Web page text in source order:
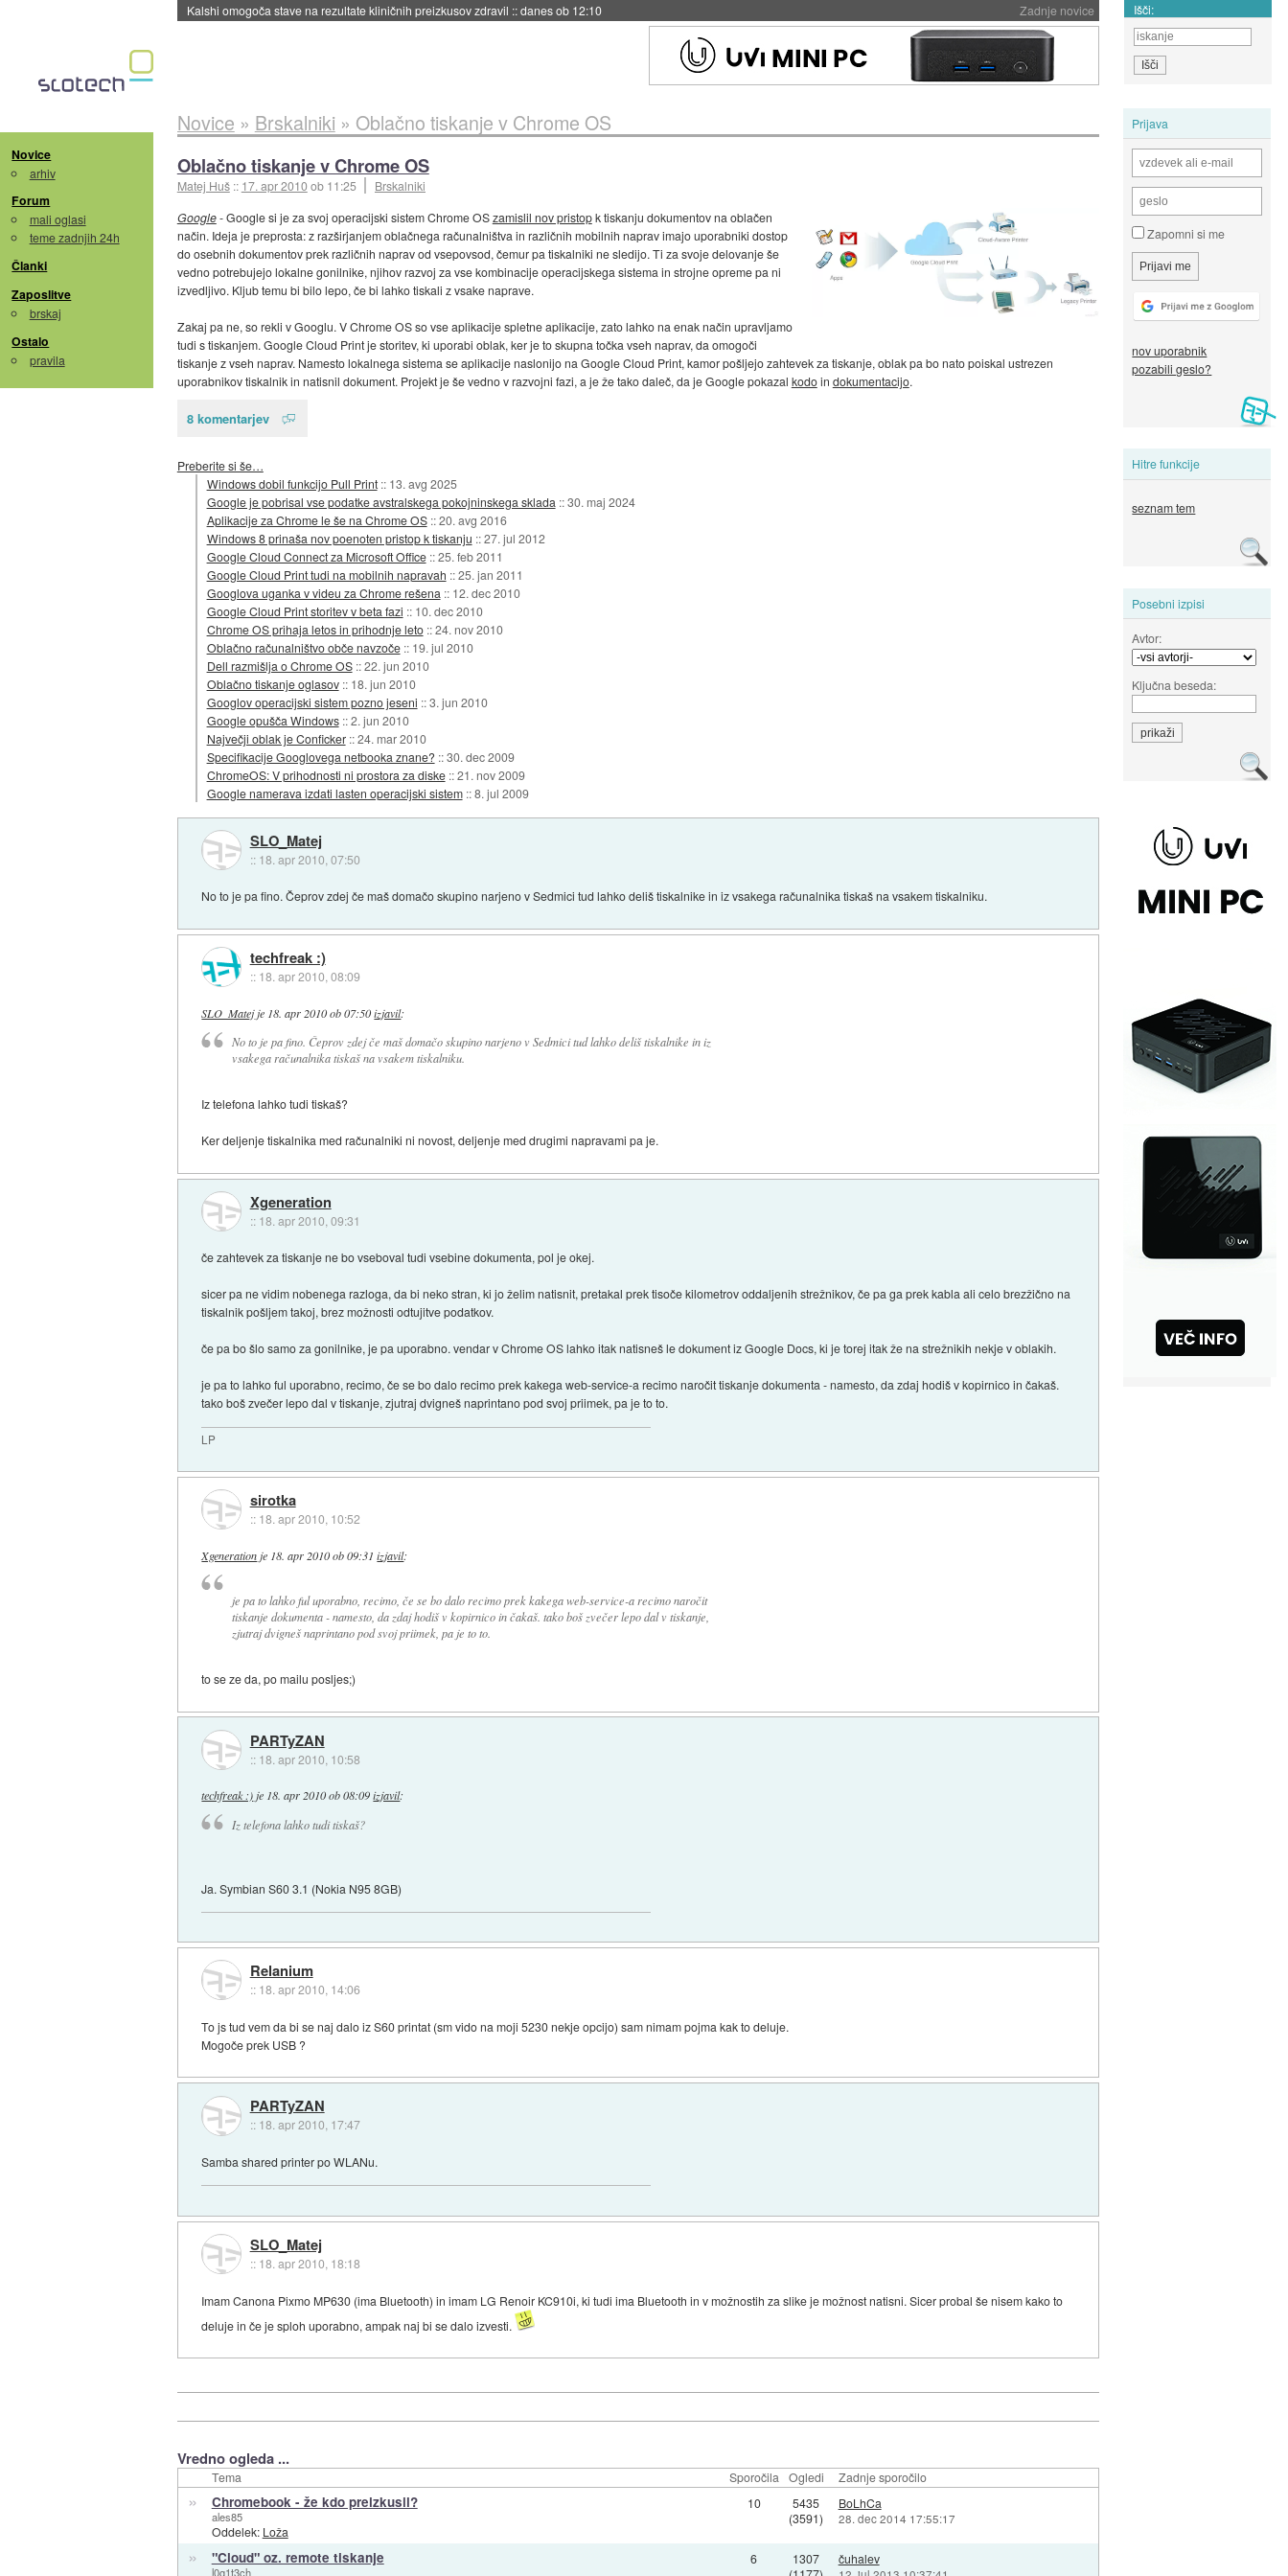
Zadnje novice
Kalshi omogoča stave na rezultate kliničnih preizkusov zdravil ::danes ob 12:10 Išči:
Novice
arhiv
Forum
mali oglasi
teme zadnjih 24h
Članki
Zaposlitve
brskaj
Ostalo
pravila
Prijava
Zapomni si me
nov uporabnik
pozabili geslo?
Hitre funkcije
seznam tem
Posebni izpisi
Avtor:
Ključna beseda:
Novice » Brskalniki » Oblačno tiskanje v Chrome OS
Oblačno tiskanje v Chrome OS
Matej Huš :: 17. apr 2010ob 11:25
Brskalniki
Google- Google si je za svoj operacijski sistem Chrome OSzamislil nov pristopk tiskanju dokumentov na oblačen
način. Ideja je preprosta: z razširjanjem oblačnega računalništva in različnih mobilnih naprav imajo uporabniki dostop
do osebnih dokumentov prek različnih naprav od vsepovsod, čemur pa tiskalniki ne sledijo. Ti za svoje delovanje še
vedno potrebujejo lokalne gonilnike, njihov razvoj za vse kombinacije operacijskega sistema in strojne opreme pa ni
izvedljivo. Kljub temu bi bilo lepo, če bi lahko tiskali z vsake naprave.
Zakaj pa ne, so rekli v Googlu. V Chrome OS so vse aplikacije spletne aplikacije, zato lahko na enak način upravljamo
tudi s tiskanjem. Google Cloud Print je storitev, ki uporabi oblak, ker je to skupna točka vseh naprav, da omogoči
tiskanje z vseh naprav. Namesto lokalnega sistema se aplikacije naslonijo na Google Cloud Print, kamor pošljejo zahtevek za tiskanje, oblak pa bo nato poiskal ustrezen
uporabnikov tiskalnik in natisnil dokument. Projekt je še vedno v razvojni fazi, a je že tako daleč, da je Google pokazal kodoin dokumentacijo.
8 komentarjev
Preberite si še…
Windows dobil funkcijo Pull Print :: 13. avg 2025
Google je pobrisal vse podatke avstralskega pokojninskega sklada ::30. maj 2024
Aplikacije za Chrome le še na Chrome OS ::20. avg 2016
Windows 8 prinaša nov poenoten pristop k tiskanju ::27. jul 2012
Google Cloud Connect za Microsoft Office ::25. feb 2011
Google Cloud Print tudi na mobilnih napravah ::25. jan 2011
Googlova uganka v videu za Chrome rešena :: 12. dec 2010
Google Cloud Print storitev v beta fazi :: 10. dec 2010
Chrome OS prihaja letos in prihodnje leto ::24. nov 2010
Oblačno računalništvo obče navzoče :: 19. jul 2010
Dell razmišlja o Chrome OS ::22. jun 2010
Oblačno tiskanje oglasov :: 18. jun 2010
Googlov operacijski sistem pozno jeseni ::3. jun 2010
Google opušča Windows ::2. jun 2010
Največji oblak je Conficker ::24. mar 2010
Specifikacije Googlovega netbooka znane? ::30. dec 2009
ChromeOS: V prihodnosti ni prostora za diske ::21. nov 2009
Google namerava izdati lasten operacijski sistem ::8. jul 2009
SLO_Matej
:: 18. apr 2010, 07:50
No to je pa fino. Čeprov zdej če maš domačo skupino narjeno v Sedmici tud lahko deliš tiskalnike in iz vsakega računalnika tiskaš na vsakem tiskalniku.
techfreak :)
:: 18. apr 2010, 08:09
SLO_Matejje 18. apr 2010 ob 07:50 izjavil:
No to je pa fino. Čeprov zdej če maš domačo skupino narjeno v Sedmici tud lahko deliš tiskalnike in iz
vsakega računalnika tiskaš na vsakem tiskalniku.
Iz telefona lahko tudi tiskaš?
Ker deljenje tiskalnika med računalniki ni novost, deljenje med drugimi napravami pa je.
Xgeneration
:: 18. apr 2010, 09:31
če zahtevek za tiskanje ne bo vseboval tudi vsebine dokumenta, pol je okej.
sicer pa ne vidim nobenega razloga, da bi neko stran, ki jo želim natisnit, pretakal prek tisoče kilometrov oddaljenih strežnikov, če pa ga prek kabla ali celo brezžično na
tiskalnik pošljem takoj, brez možnosti odtujitve podatkov.
če pa bo šlo samo za gonilnike, je pa uporabno. vendar v Chrome OS lahko itak natisneš le dokument iz Google Docs, ki je torej itak že na strežnikih nekje v oblakih.
je pa to lahko ful uporabno, recimo, če se bo dalo recimo prek kakega web-service-a recimo naročit tiskanje dokumenta - namesto, da zdaj hodiš v kopirnico in čakaš.
tako boš zvečer lepo dal v tiskanje, zjutraj dvigneš naprintano pod svoj priimek, pa je to to.
LP
sirotka
:: 18. apr 2010, 10:52
Xgeneration je 18. apr 2010 ob 09:31 izjavil:
je pa to lahko ful uporabno, recimo, če se bo dalo recimo prek kakega web-service-a recimo naročit
tiskanje dokumenta - namesto, da zdaj hodiš v kopirnico in čakaš. tako boš zvečer lepo dal v tiskanje,
zjutraj dvigneš naprintano pod svoj priimek, pa je to to.
to se ze da, po mailu posljes;)
PARTyZAN
:: 18. apr 2010, 10:58
techfreak :)je 18. apr 2010 ob 08:09 izjavil:
Iz telefona lahko tudi tiskaš?
Ja. Symbian S60 3.1 (Nokia N95 8GB)
Relanium
:: 18. apr 2010, 14:06
To js tud vem da bi se naj dalo iz S60 printat (sm vido na moji 5230 nekje opcijo) sam nimam pojma kak to deluje.
Mogoče prek USB ?
PARTyZAN
:: 18. apr 2010, 17:47
Samba shared printer po WLANu.
SLO_Matej
:: 18. apr 2010, 18:18
Imam Canona Pixmo MP630 (ima Bluetooth) in imam LG Renoir KC910i, ki tudi ima Bluetooth in v možnostih za slike je možnost natisni. Sicer probal še nisem kako to
deluje in če je sploh uporabno, ampak naj bi se dalo izvesti.
Vredno ogleda ...
Tema Sporočila Ogledi Zadnje sporočilo
» Chromebook - že kdo preizkusil?
ales85
Oddelek: Loža
10
5435
(3591)
BoLhCa
28. dec 2014 17:55:17
» "Cloud" oz. remote tiskanje
l0g1t3ch
6
1307
čuhalev